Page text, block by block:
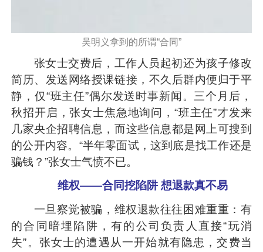
吴明义拿到的所谓“合同”
张女士交费后，工作人员起初还为孩子修改
简历、发送网络授课链接，不久后群内便归于平
静，仅“班主任”偶尔发送时事新闻。三个月后，
秋招开启，张女士焦急地询问，“班主任”才发来
几家央企招聘信息，而这些信息都是网上可搜到
的公开内容。“半年零面试，这到底是找工作还是
骗钱？”张女士气愤不已。
维权——合同挖陷阱 想退款真不易
一旦察觉被骗，维权退款往往困难重重：有
的合同暗埋陷阱，有的公司负责人直接“玩消
失”。张女士的遭遇从一开始就有隐患，交费当